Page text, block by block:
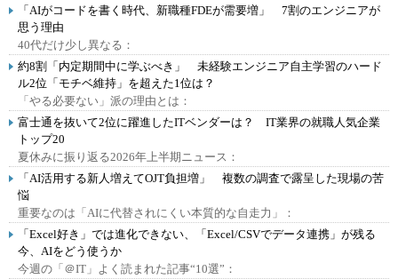
「AIがコードを書く時代、新職種FDEが需要増」 7割のエンジニアが
思う理由
40代だけ少し異なる：
約8割「内定期間中に学ぶべき」 未経験エンジニア自主学習のハード
ル2位「モチベ維持」を超えた1位は？
「やる必要ない」派の理由とは：
富士通を抜いて2位に躍進したITベンダーは？ IT業界の就職人気企業
トップ20
夏休みに振り返る2026年上半期ニュース：
「AI活用する新人増えてOJT負担増」 複数の調査で露呈した現場の苦
悩
重要なのは「AIに代替されにくい本質的な自走力」：
「Excel好き」では進化できない、「Excel/CSVでデータ連携」が残る
今、AIをどう使うか
今週の「＠IT」よく読まれた記事“10選”：